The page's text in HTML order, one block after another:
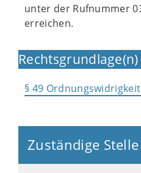
unter der Rufnummer
erreichen.
Rechtsgrundlage(n)
§ 49
Zuständige Stelle